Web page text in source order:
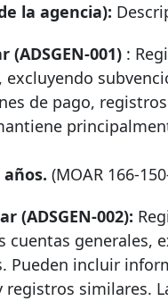
la agencia):
001) :
de pago,
(MOAR 166-
(ADSGEN-002):
cuentas generales,
Pueden incluir
registros similares.